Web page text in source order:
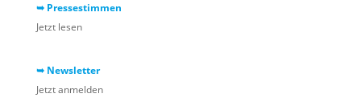
➥ Pressestimmen
Jetzt lesen
➥ Newsletter
Jetzt anmelden